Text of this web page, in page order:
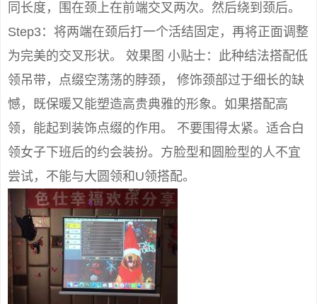
同长度，围在颈上在前端交叉两次。然后绕到颈后。
Step3：将两端在颈后打一个活结固定，再将正面调整
为完美的交叉形状。 效果图 小贴士：此种结法搭配低
领吊带，点缀空荡荡的脖颈， 修饰颈部过于细长的缺
憾，既保暖又能塑造高贵典雅的形象。如果搭配高
领，能起到装饰点缀的作用。 不要围得太紧。适合白
领女子下班后的约会装扮。方脸型和圆脸型的人不宜
尝试，不能与大圆领和U领搭配。